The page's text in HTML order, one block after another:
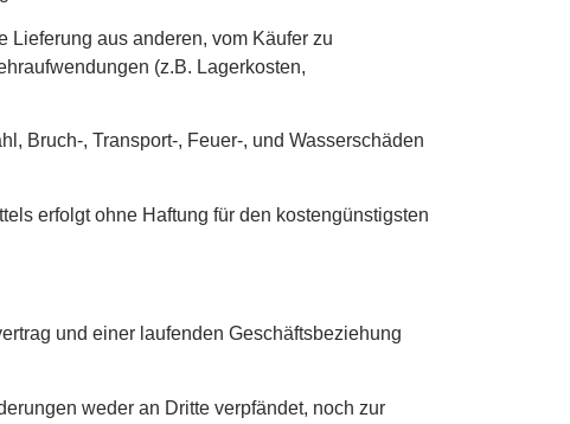
Lieferung aus anderen, vom Käufer zu
(z.B. Lagerkosten,
Bruch-, Transport-, Feuer-, und Wasserschäden
erfolgt ohne Haftung für den kostengünstigsten
und einer laufenden Geschäftsbeziehung
weder an Dritte verpfändet, noch zur